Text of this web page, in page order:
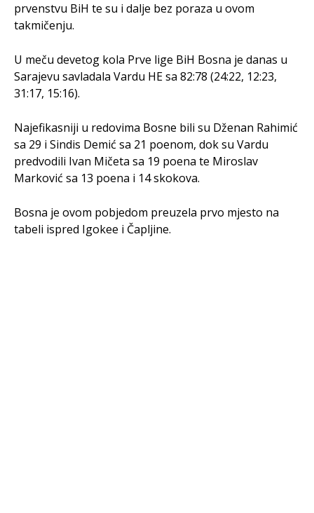
prvenstvu BiH te su i dalje bez poraza u ovom
takmičenju.
U meču devetog kola Prve lige BiH Bosna je danas u
Sarajevu savladala Vardu HE sa 82:78 (24:22, 12:23,
31:17, 15:16).
Najefikasniji u redovima Bosne bili su Dženan Rahimić
sa 29 i Sindis Demić sa 21 poenom, dok su Vardu
predvodili Ivan Mičeta sa 19 poena te Miroslav
Marković sa 13 poena i 14 skokova.
Bosna je ovom pobjedom preuzela prvo mjesto na
tabeli ispred Igokee i Čapljine.